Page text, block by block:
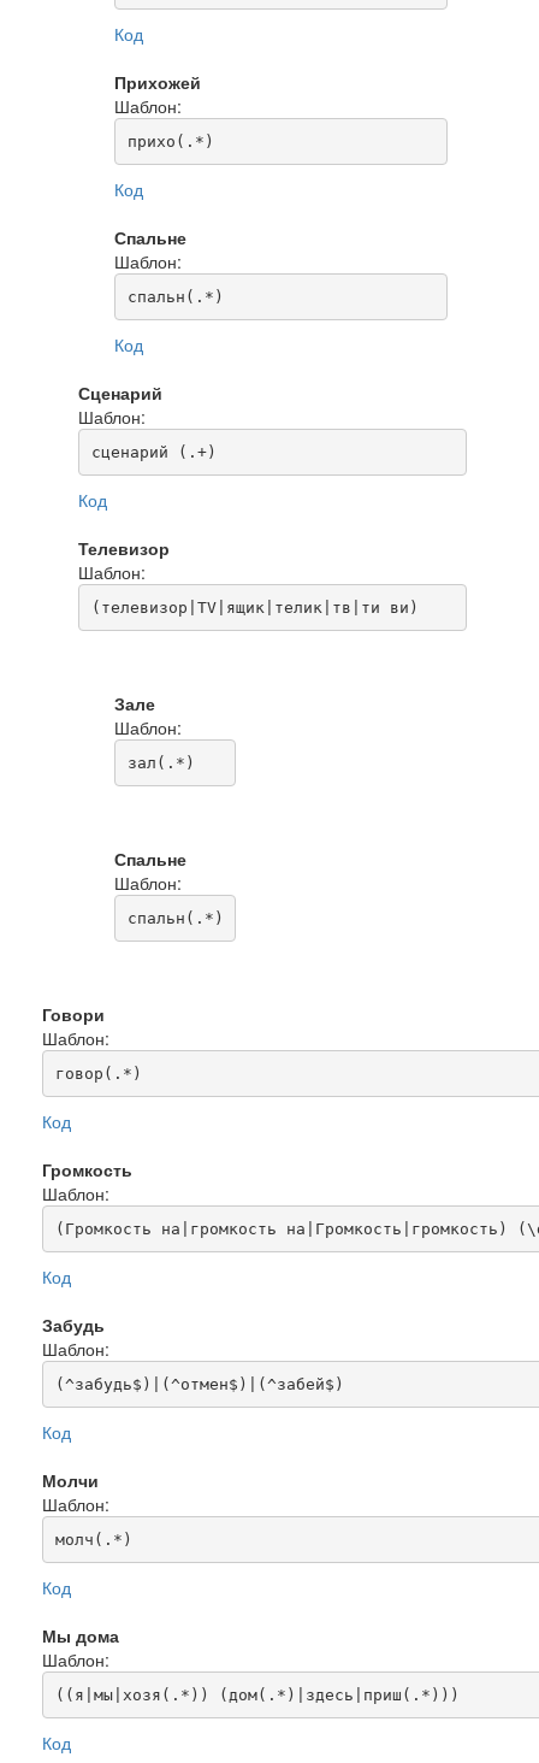
Код
Прихожей
Шаблон:
прихо(.*)
Код
Спальне
Шаблон:
спальн(.*)
Код
Сценарий
Шаблон:
сценарий (.+)
Код
Телевизор
Шаблон:
(телевизор|TV|ящик|телик|тв|ти ви)
Зале
Шаблон:
зал(.*)
Спальне
Шаблон:
спальн(.*)
Говори
Шаблон:
говор(.*)
Код
Громкость
Шаблон:
(Громкость на|громкость на|Громкость|громкость)
Код
Забудь
Шаблон:
(^забудь$)|(^отмен$)|(^забей$)
Код
Молчи
Шаблон:
молч(.*)
Код
Мы дома
Шаблон:
((я|мы|хозя(.*)) (дом(.*)|здесь|приш(.*)))
Код